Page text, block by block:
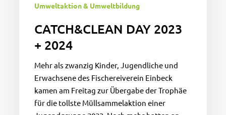
Umweltaktion & Umweltbildung
CATCH&CLEAN DAY 2023
+ 2024
Mehr als zwanzig Kinder, Jugendliche und
Erwachsene des Fischereiverein Einbeck
kamen am Freitag zur Übergabe der Trophäe
für die tollste Müllsammelaktion einer